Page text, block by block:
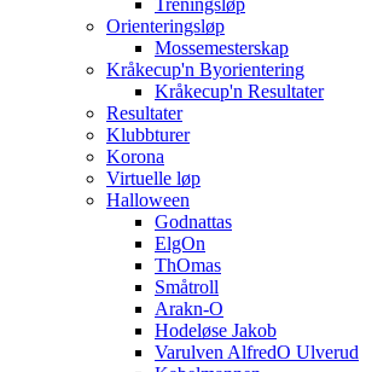
Treningsløp
Orienteringsløp
Mossemesterskap
Kråkecup'n Byorientering
Kråkecup'n Resultater
Resultater
Klubbturer
Korona
Virtuelle løp
Halloween
Godnattas
ElgOn
ThOmas
Småtroll
Arakn-O
Hodeløse Jakob
Varulven AlfredO Ulverud